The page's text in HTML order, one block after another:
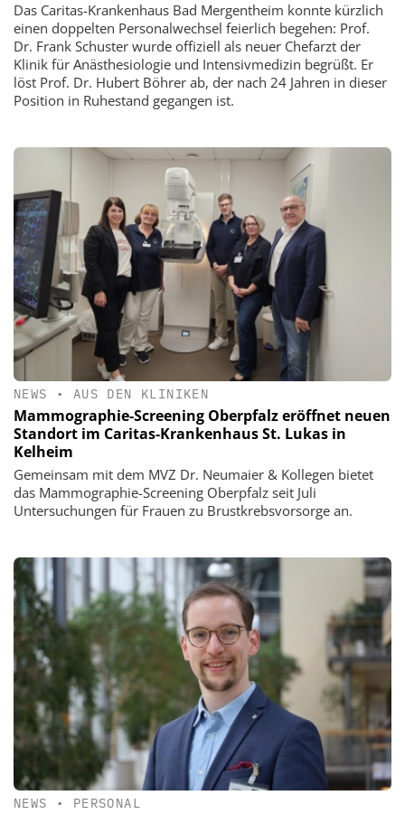
Das Caritas-Krankenhaus Bad Mergentheim konnte kürzlich
einen doppelten Personalwechsel feierlich begehen: Prof.
Dr. Frank Schuster wurde offiziell als neuer Chefarzt der
Klinik für Anästhesiologie und Intensivmedizin begrüßt. Er
löst Prof. Dr. Hubert Böhrer ab, der nach 24 Jahren in dieser
Position in Ruhestand gegangen ist.
NEWS • AUS DEN KLINIKEN
Mammographie-Screening Oberpfalz eröffnet neuen
Standort im Caritas-Krankenhaus St. Lukas in
Kelheim
Gemeinsam mit dem MVZ Dr. Neumaier & Kollegen bietet
das Mammographie-Screening Oberpfalz seit Juli
Untersuchungen für Frauen zu Brustkrebsvorsorge an.
NEWS • PERSONAL